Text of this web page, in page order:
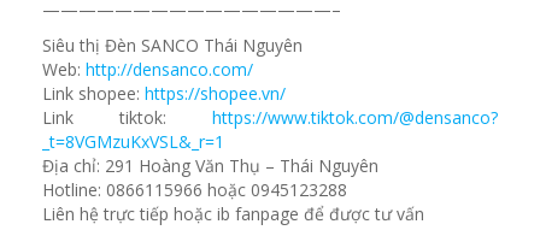
————————————————–
Siêu thị Đèn SANCO Thái Nguyên
Web: http://densanco.com/
Link shopee: https://shopee.vn/
Link tiktok: https://www.tiktok.com/@densanco?
_t=8VGMzuKxVSL&_r=1
Địa chỉ: 291 Hoàng Văn Thụ – Thái Nguyên
Hotline: 0866115966 hoặc 0945123288
Liên hệ trực tiếp hoặc ib fanpage để được tư vấn